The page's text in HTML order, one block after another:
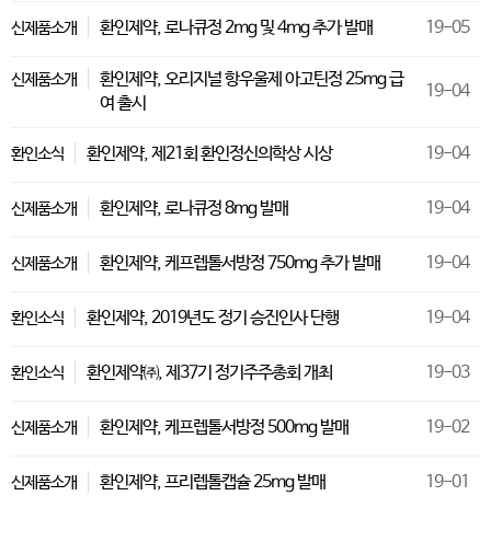
신제품소개 환인제약, 로나큐정 2mg 및 4mg 추가 발매 19-05
신제품소개
환인제약, 오리지널 항우울제 아고틴정 25mg 급
여 출시
19-04
환인소식 환인제약, 제21회 환인정신의학상 시상 19-04
신제품소개 환인제약, 로나큐정 8mg 발매 19-04
신제품소개 환인제약, 케프렙톨서방정 750mg 추가 발매 19-04
환인소식 환인제약, 2019년도 정기 승진인사 단행 19-04
환인소식 환인제약㈜, 제37기 정기주주총회 개최 19-03
신제품소개 환인제약, 케프렙톨서방정 500mg 발매 19-02
신제품소개 환인제약, 프리렙톨캡슐 25mg 발매 19-01